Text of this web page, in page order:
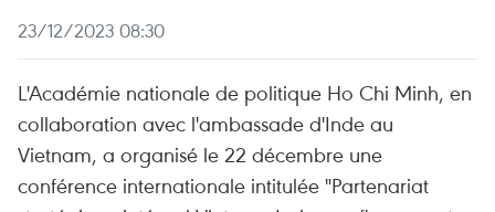
23/12/2023 08:30
L'Académie nationale de politique Ho Chi Minh, en
collaboration avec l'ambassade d'Inde au
Vietnam, a organisé le 22 décembre une
conférence internationale intitulée "Partenariat